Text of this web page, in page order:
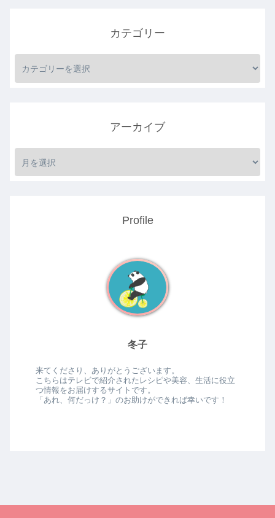
カテゴリー
アーカイブ
Profile
冬子
来てくださり、ありがとうございます。
こちらはテレビで紹介されたレシピや美容、生活に役立
つ情報をお届けするサイトです。
「あれ、何だっけ？」のお助けができれば幸いです！